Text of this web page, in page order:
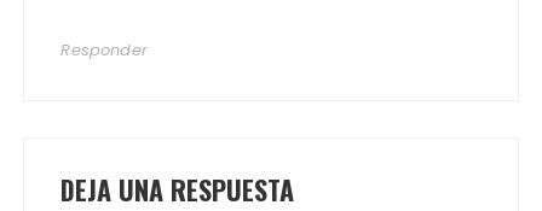
Responder
DEJA UNA RESPUESTA